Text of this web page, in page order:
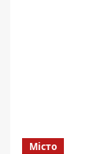
Місто